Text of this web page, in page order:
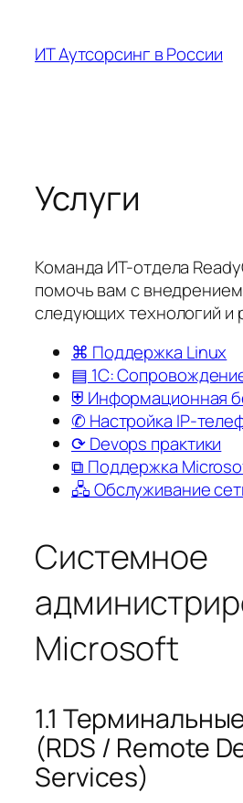
содержимому
ИТ Аутсорсинг в России
Услуги
Команда ИТ-отдела
помочь вам с
следующих технологий и
⌘ Поддержка Linux
▤ 1С:
⛨ Информационная
✆ Настройка IP-
⟳ Devops практики
⧉ Поддержка
🖧 Обслуживание
Системное
Microsoft
1.1
(RDS / Remote
Services)